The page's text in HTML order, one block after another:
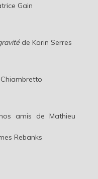
Gain
de Karin Serres
amis de Mathieu
Rebanks